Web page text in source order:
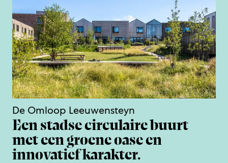
De Omloop Leeuwensteyn
Een stadse circulaire buurt
met een groene oase en
innovatief karakter.